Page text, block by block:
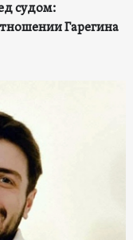
судом:
Гарегина